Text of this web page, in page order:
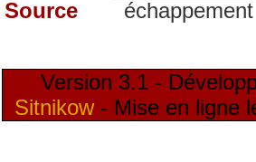
Source échappement
Version 3.1 -
Sitnikow- Mise en ligne